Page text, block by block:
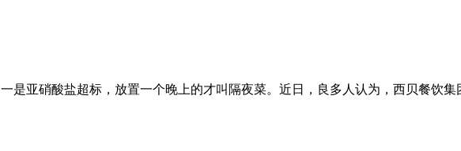
是亚硝酸盐超标，放置一个晚上的才叫隔夜菜。近日，良多人认为，西贝餐饮